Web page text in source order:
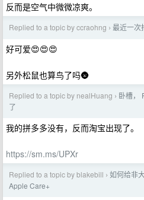
反而是空气中微微凉爽。
Replied to a topic by ccraohng › 最近一次
好可爱😍😍😍
另外松鼠也算鸟了吗🌚
Replied to a topic by nealHuang › 卧槽，
了
我的拼多多没有，反而淘宝出现了。
https://sm.ms/UPXr
Replied to a topic by blakebill › 如何给非
Apple Care+